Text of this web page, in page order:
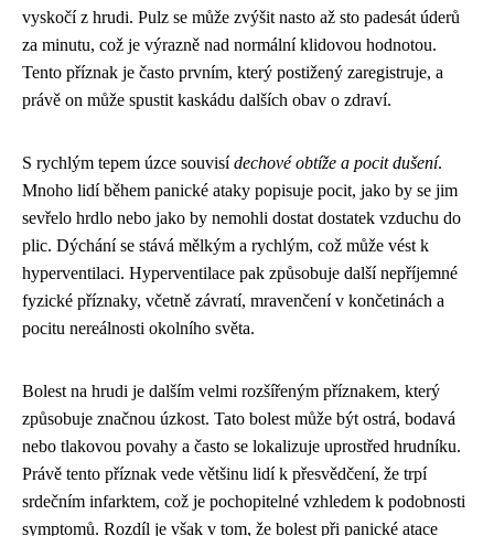
vyskočí z hrudi. Pulz se může zvýšit nasto až sto padesát úderů
za minutu, což je výrazně nad normální klidovou hodnotou.
Tento příznak je často prvním, který postižený zaregistruje, a
právě on může spustit kaskádu dalších obav o zdraví.
S rychlým tepem úzce souvisídechové obtíže a pocit dušení.
Mnoho lidí během panické ataky popisuje pocit, jako by se jim
sevřelo hrdlo nebo jako by nemohli dostat dostatek vzduchu do
plic. Dýchání se stává mělkým a rychlým, což může vést k
hyperventilaci. Hyperventilace pak způsobuje další nepříjemné
fyzické příznaky, včetně závratí, mravenčení v končetinách a
pocitu nereálnosti okolního světa.
Bolest na hrudi je dalším velmi rozšířeným příznakem, který
způsobuje značnou úzkost. Tato bolest může být ostrá, bodavá
nebo tlakovou povahy a často se lokalizuje uprostřed hrudníku.
Právě tento příznak vede většinu lidí k přesvědčení, že trpí
srdečním infarktem, což je pochopitelné vzhledem k podobnosti
symptomů. Rozdíl je však v tom, že bolest při panické atace